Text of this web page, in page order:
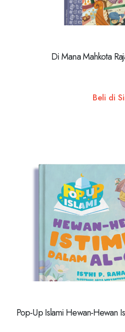
Di Mana Mahkota
Beli di
Pop-Up Islami Hewan-Hewan